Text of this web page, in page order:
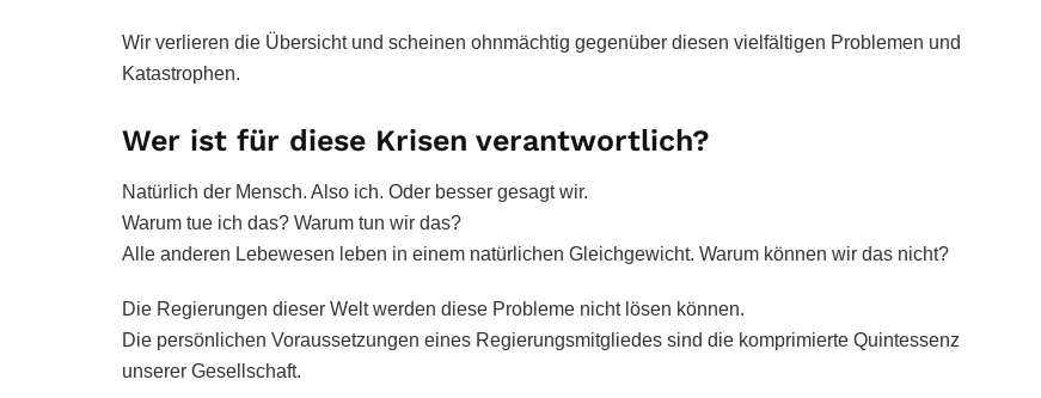
Wir verlieren die Übersicht und scheinen ohnmächtig gegenüber diesen vielfältigen Problemen und
Katastrophen.
Wer ist für diese Krisen verantwortlich?
Natürlich der Mensch. Also ich. Oder besser gesagt wir.
Warum tue ich das? Warum tun wir das?
Alle anderen Lebewesen leben in einem natürlichen Gleichgewicht. Warum können wir das nicht?
Die Regierungen dieser Welt werden diese Probleme nicht lösen können.
Die persönlichen Voraussetzungen eines Regierungsmitgliedes sind die komprimierte Quintessenz
unserer Gesellschaft.